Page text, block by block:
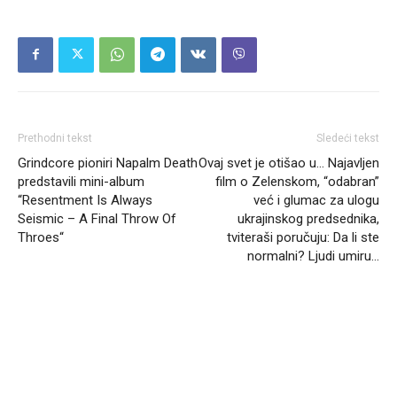
Prethodni tekst
Grindcore pioniri Napalm Death
predstavili mini-album
“Resentment Is Always
Seismic – A Final Throw Of
Throes“
Sledeći tekst
Ovaj svet je otišao u… Najavljen
film o Zelenskom, “odabran”
već i glumac za ulogu
ukrajinskog predsednika,
tviteraši poručuju: Da li ste
normalni? Ljudi umiru…